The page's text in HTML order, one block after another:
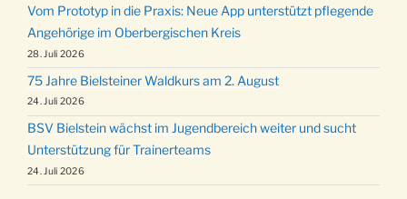
Vom Prototyp in die Praxis: Neue App unterstützt pflegende
Angehörige im Oberbergischen Kreis
28. Juli 2026
75 Jahre Bielsteiner Waldkurs am 2. August
24. Juli 2026
BSV Bielstein wächst im Jugendbereich weiter und sucht
Unterstützung für Trainerteams
24. Juli 2026